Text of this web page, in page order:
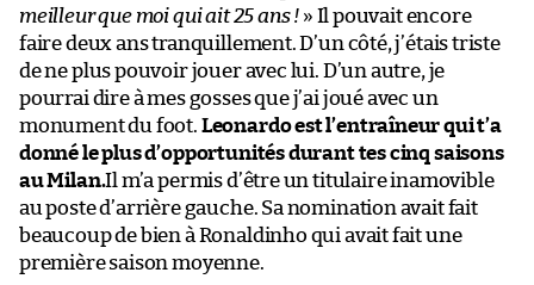
meilleur que moi qui ait 25 ans ! » Il pouvait encore
faire deux ans tranquillement. D’un côté, j’étais triste
de ne plus pouvoir jouer avec lui. D’un autre, je
pourrai dire à mes gosses que j’ai joué avec un
monument du foot. Leonardo est l’entraîneur qui t’a
donné le plus d’opportunités durant tes cinq saisons
au Milan.Il m’a permis d’être un titulaire inamovible
au poste d’arrière gauche. Sa nomination avait fait
beaucoup de bien à Ronaldinho qui avait fait une
première saison moyenne.